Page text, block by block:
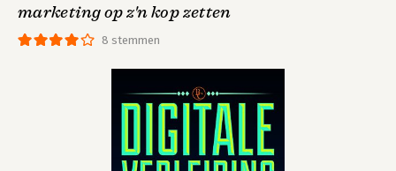
8 stemmen
marketing op z'n kop zetten